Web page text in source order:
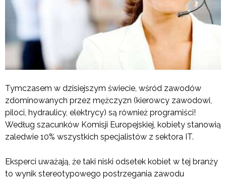
Tymczasem w dzisiejszym świecie, wśród zawodów
zdominowanych przez mężczyzn (kierowcy zawodowi,
piloci, hydraulicy, elektrycy) są również programiści!
Według szacunków Komisji Europejskiej, kobiety stanowią
zaledwie 10% wszystkich specjalistów z sektora IT.
Eksperci uważają, że taki niski odsetek kobiet w tej branży
to wynik stereotypowego postrzegania zawodu